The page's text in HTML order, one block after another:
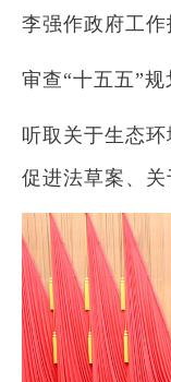
李强作政府工
审查“十五五”
听取关于生态
促进法草案、